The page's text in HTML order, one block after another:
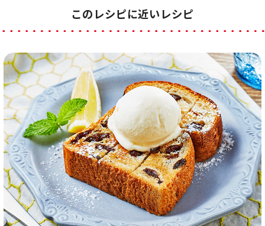
このレシピに近いレシピ